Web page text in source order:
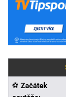
⚽ Začátek